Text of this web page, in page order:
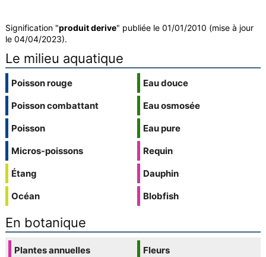
Signification "produit derive" publiée le 01/01/2010 (mise à jour
le 04/04/2023).
Le milieu aquatique
Poisson rouge
Poisson combattant
Poisson
Micros-poissons
Étang
Océan
Eau douce
Eau osmosée
Eau pure
Requin
Dauphin
Blobfish
En botanique
Plantes annuelles
Fleurs